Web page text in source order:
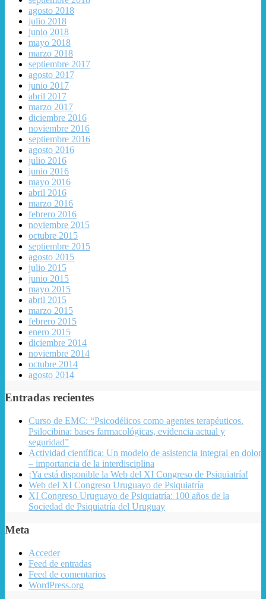
agosto 2018
julio 2018
junio 2018
mayo 2018
marzo 2018
septiembre 2017
agosto 2017
junio 2017
abril 2017
marzo 2017
diciembre 2016
noviembre 2016
septiembre 2016
agosto 2016
julio 2016
junio 2016
mayo 2016
abril 2016
marzo 2016
febrero 2016
noviembre 2015
octubre 2015
septiembre 2015
agosto 2015
julio 2015
junio 2015
mayo 2015
abril 2015
marzo 2015
febrero 2015
enero 2015
diciembre 2014
noviembre 2014
octubre 2014
agosto 2014
Entradas recientes
Curso de EMC: “Psicodélicos como agentes terapéuticos.
Psilocibina: bases farmacológicas, evidencia actual y
seguridad”
Actividad científica: Un modelo de asistencia integral en dolor
– importancia de la interdisciplina
¡Ya está disponible la Web del XI Congreso de Psiquiatría!
Web del XI Congreso Uruguayo de Psiquiatría
XI Congreso Uruguayo de Psiquiatría: 100 años de la
Sociedad de Psiquiatría del Uruguay
Meta
Acceder
Feed de entradas
Feed de comentarios
WordPress.org